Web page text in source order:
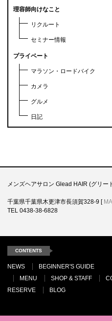
理容師向けなこと
リクルート
セミナー情報
プライベート
マラソン・ロードバイク
カメラ
グルメ
日記
メンズヘアサロン Glead HAIR (グリー
千葉県千葉県木更津市長須賀328-9 [
TEL 0438-38-6828
CONTENTS
NEWS
BEGINNER'S GUIDE
MENU
SHOP & STAFF
RESERVE
BLOG